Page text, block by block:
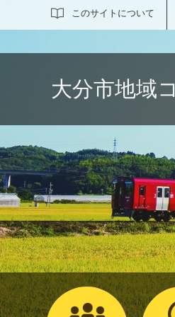
このサイトについて
サイト内検索
大分市地域